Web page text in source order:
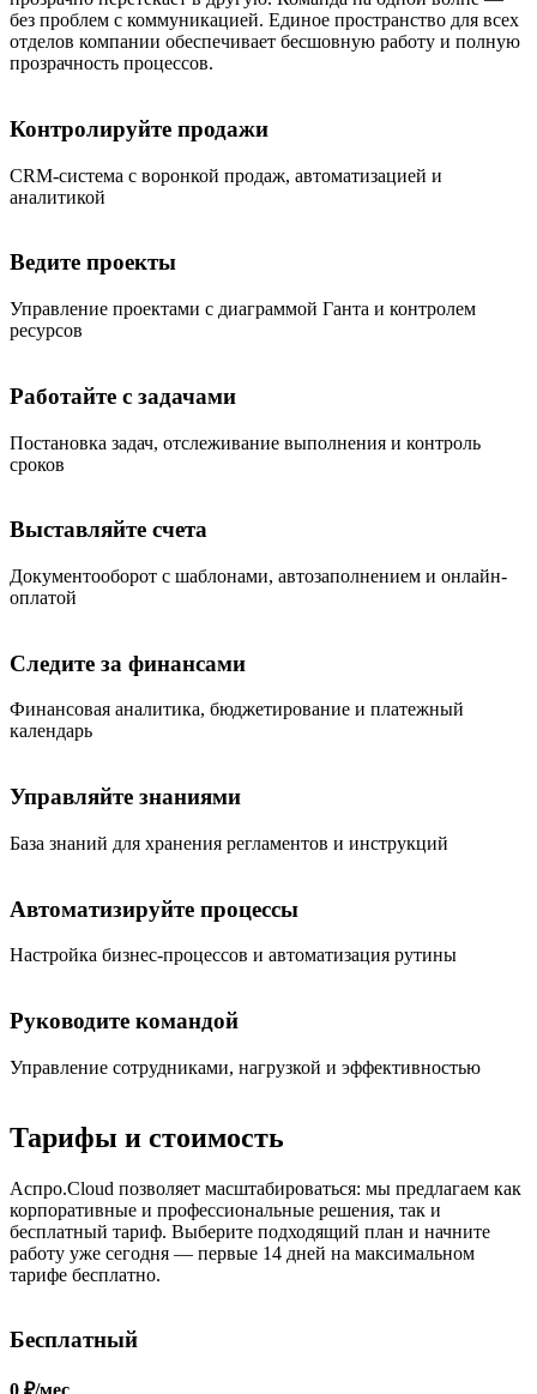
без проблем с коммуникацией. Единое пространство для всех
отделов компании обеспечивает бесшовную работу и полную
прозрачность процессов.
Контролируйте продажи
CRM-система с воронкой продаж, автоматизацией и
аналитикой
Ведите проекты
Управление проектами с диаграммой Ганта и контролем
ресурсов
Работайте с задачами
Постановка задач, отслеживание выполнения и контроль
сроков
Выставляйте счета
Документооборот с шаблонами, автозаполнением и онлайн-
оплатой
Следите за финансами
Финансовая аналитика, бюджетирование и платежный
календарь
Управляйте знаниями
База знаний для хранения регламентов и инструкций
Автоматизируйте процессы
Настройка бизнес-процессов и автоматизация рутины
Руководите командой
Управление сотрудниками, нагрузкой и эффективностью
Тарифы и стоимость
Аспро.Cloud позволяет масштабироваться: мы предлагаем как
корпоративные и профессиональные решения, так и
бесплатный тариф. Выберите подходящий план и начните
работу уже сегодня — первые 14 дней на максимальном
тарифе бесплатно.
Бесплатный
0 ₽/мес